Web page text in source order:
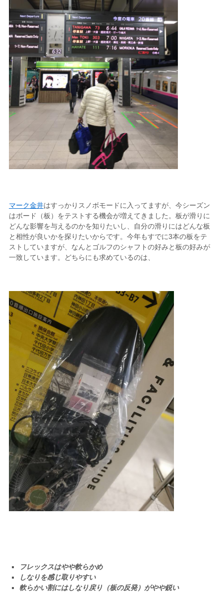
マーク金井はすっかりスノボモードに入ってますが、今シーズン
はボード（板）をテストする機会が増えてきました。板が滑りに
どんな影響を与えるのかを知りたいし、自分の滑りにはどんな板
と相性が良いかを探りたいからです。今年もすでに3本の板をテ
ストしていますが、なんとゴルフのシャフトの好みと板の好みが
一致しています。どちらにも求めているのは、
フレックスはやや軟らかめ
しなりを感じ取りやすい
軟らかい割にはしなり戻り（板の反発）がやや鋭い